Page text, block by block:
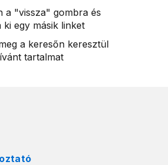
a "vissza" gombra és
ki egy másik linket
a keresőn keresztül
tartalmat